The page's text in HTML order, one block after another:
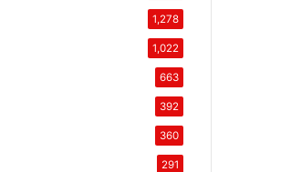
1,278
1,022
663
392
360
291